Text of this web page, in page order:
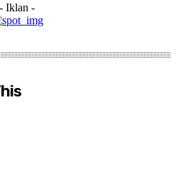
- Iklan -